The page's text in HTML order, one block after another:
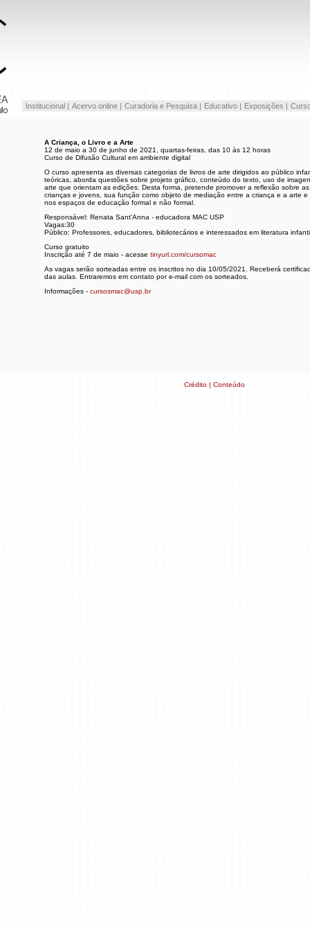
A Criança, o Livro e a Arte
12 de maio a 30 de junho de 2021, quartas-feiras, das 10 às 12 horas
Curso de Difusão Cultural em ambiente digital
O curso apresenta as diversas categorias de livros de arte dirigidos ao público
teóricas, aborda questões sobre projeto gráfico, conteúdo do texto, uso de
arte que orientam as edições. Desta forma, pretende promover a reflexão sobre
crianças e jovens, sua função como objeto de mediação entre a criança e a arte
nos espaços de educação formal e não formal.
Responsável: Renata Sant'Anna - educadora MAC USP
Vagas:30
Público: Professores, educadores, bibliotecários e interessados em literatura
Curso gratuito
Inscrição até 7 de maio - acesse tinyurl.com/cursomac
As vagas serão sorteadas entre os inscritos no dia 10/05/2021. Receberá
das aulas. Entraremos em contato por e-mail com os sorteados.
Informações - cursosmac@usp.br
Institucional | Acervo online | Curadoria e Pesquisa | Educativo | Exposições |
Crédito | Conteúdo